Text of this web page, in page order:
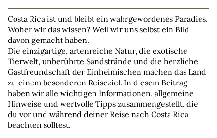
Costa Rica ist und bleibt ein wahrgewordenes Paradies.
Woher wir das wissen? Weil wir uns selbst ein Bild
davon gemacht haben.
Die einzigartige, artenreiche Natur, die exotische
Tierwelt, unberührte Sandstrände und die herzliche
Gastfreundschaft der Einheimischen machen das Land
zu einem besonderen Reiseziel. In diesem Beitrag
haben wir alle wichtigen Informationen, allgemeine
Hinweise und wertvolle Tipps zusammengestellt, die
du vor und während deiner Reise nach Costa Rica
beachten solltest.